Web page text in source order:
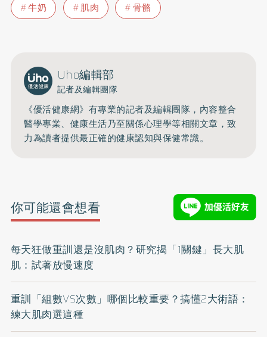
牛奶 肌肉 骨骼
Uho編輯部
記者及編輯團隊
《優活健康網》有專業的記者及編輯團隊，內容整合
醫學專業、健康生活乃至關係心理學等相關文章，致
力為讀者提供最正確的健康認知與保健常識。
你可能還會想看
每天狂做重訓還是沒肌肉？研究揭「1關鍵」長大肌
肌：試著放慢速度
重訓「組數VS次數」哪個比較重要？搞懂2大術語：
練大肌肉選這種